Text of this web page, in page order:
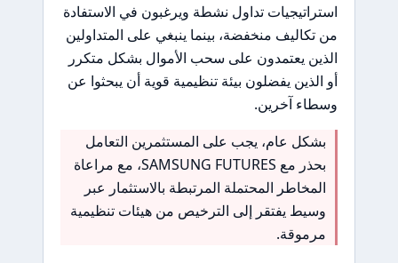
استراتيجيات تداول نشطة ويرغبون في الاستفادة
من تكاليف منخفضة، بينما ينبغي على المتداولين
الذين يعتمدون على سحب الأموال بشكل متكرر
أو الذين يفضلون بيئة تنظيمية قوية أن يبحثوا عن
وسطاء آخرين.
بشكل عام، يجب على المستثمرين التعامل
بحذر مع SAMSUNG FUTURES، مع مراعاة
المخاطر المحتملة المرتبطة بالاستثمار عبر
وسيط يفتقر إلى الترخيص من هيئات تنظيمية
مرموقة.